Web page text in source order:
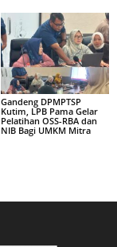
Gandeng DPMPTSP
Kutim, LPB Pama Gelar
Pelatihan OSS-RBA dan
NIB Bagi UMKM Mitra